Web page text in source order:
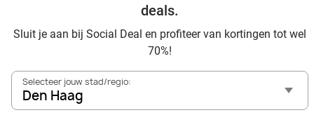
deals.
Sluit je aan bij Social Deal en profiteer van kortingen tot wel
70%!
Selecteer jouw stad/regio:
Den Haag
Ervaar de kwaliteit van het Van der Valk hotel in Den Haag
Voordelig genieten bij Sunparks met korting vanuit Den
Haag
Met hoge korting naar de zonnebank in Den Haag